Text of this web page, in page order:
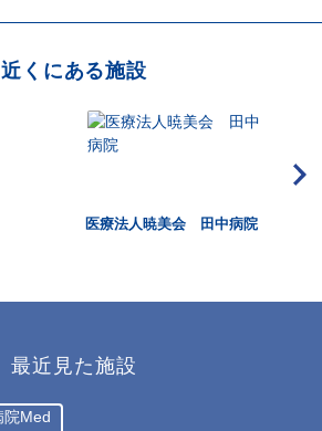
近くにある施設
医療法人暁美会 田中病院
最近見た施設